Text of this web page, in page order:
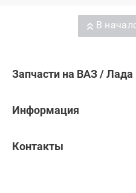
В
Запчасти на ВАЗ / Лада
Информация
Контакты